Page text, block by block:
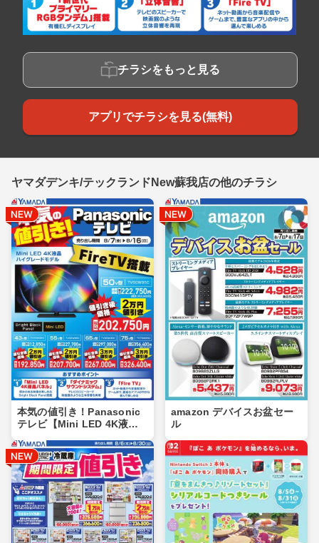
チラシをもっと見る
アプリでチラシを見る(無料)
ヤマダデンキ/テックランドNew蘇我店の他のチラシ
本気の値引き！Panasonic
テレビ【Mini LED 4K液
amazon デバイスお盆セー
ル